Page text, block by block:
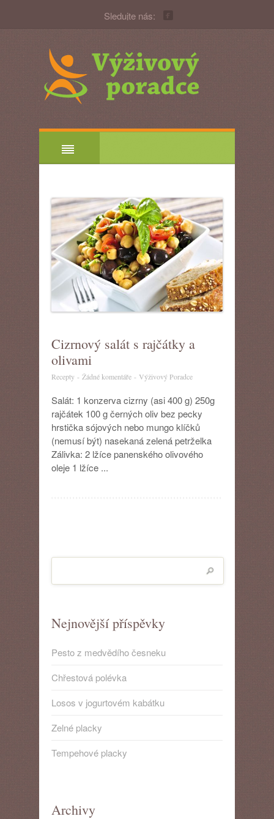
Sledujte nás:
Cizrnový salát s rajčátky a
olivami
Recepty - Žádné komentářeu
s
názvem
Cizrnový
salát
s
rajčátky
- Výživový Poradce
Salát: 1 konzerva cizrny (asi 400 g) 250g
rajčátek 100 g černých oliv bez pecky
hrstička sójových nebo mungo klíčků
(nemusí být) nasekaná zelená petrželka
Zálivka: 2 lžíce panenského olivového
oleje 1 lžíce ...
Nejnovější příspěvky
Pesto z medvědího česneku
Chřestová polévka
Losos v jogurtovém kabátku
Zelné placky
Tempehové placky
Archivy